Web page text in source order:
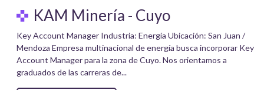
KAM Minería - Cuyo
Key Account Manager Industria: Energía Ubicación: San Juan /
Mendoza Empresa multinacional de energía busca incorporar Key
Account Manager para la zona de Cuyo. Nos orientamos a
graduados de las carreras de...